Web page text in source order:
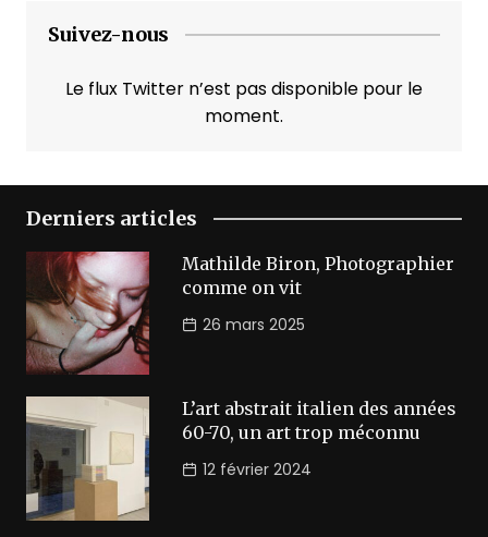
Suivez-nous
Le flux Twitter n’est pas disponible pour le
moment.
Derniers articles
Mathilde Biron, Photographier
comme on vit
26 mars 2025
L’art abstrait italien des années
60-70, un art trop méconnu
12 février 2024